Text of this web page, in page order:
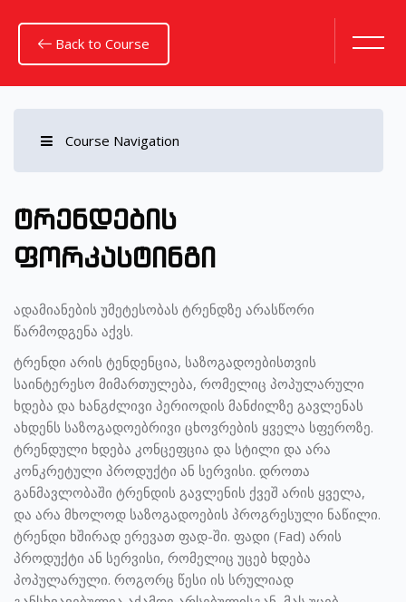
Back to Course
Course Navigation
გადადი მთავარ შინაარსზე
ტრენდების
ფორკასტინგი
ადამიანების უმეტესობას ტრენდზე არასწორი
წარმოდგენა აქვს.
ტრენდი არის ტენდენცია, საზოგადოებისთვის
საინტერესო მიმართულება, რომელიც პოპულარული
ხდება და ხანგძლივი პერიოდის მანძილზე გავლენას
ახდენს საზოგადოებრივი ცხოვრების ყველა სფეროზე.
ტრენდული ხდება კონცეფცია და სტილი და არა
კონკრეტული პროდუქტი ან სერვისი. დროთა
განმავლობაში ტრენდის გავლენის ქვეშ არის ყველა,
და არა მხოლოდ საზოგადოების პროგრესული ნაწილი.
ტრენდი ხშირად ერევათ ფად-ში. ფადი (Fad) არის
პროდუქტი ან სერვისი, რომელიც უცებ ხდება
პოპულარული. როგორც წესი ის სრულიად